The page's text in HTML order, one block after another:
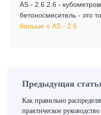
AS - 2.6 2.6 -
бетоносмеситель - это
больше о AS - 2.6
Предыдущая
Как правильно
практическое